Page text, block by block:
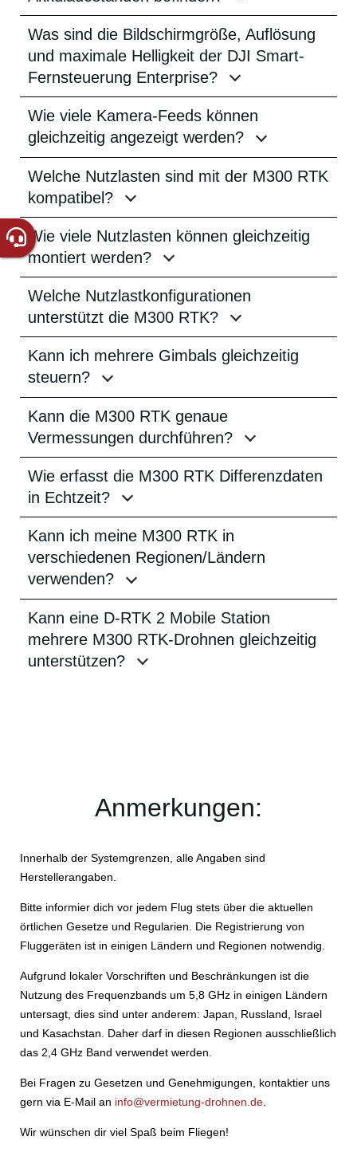
Was sind die Bildschirmgröße, Auflösung
und maximale Helligkeit der DJI Smart-
Fernsteuerung Enterprise?
Wie viele Kamera-Feeds können
gleichzeitig angezeigt werden?
Welche Nutzlasten sind mit der M300 RTK
kompatibel?
Wie viele Nutzlasten können gleichzeitig
montiert werden?
Welche Nutzlastkonfigurationen
unterstützt die M300 RTK?
Kann ich mehrere Gimbals gleichzeitig
steuern?
Kann die M300 RTK genaue
Vermessungen durchführen?
Wie erfasst die M300 RTK Differenzdaten
in Echtzeit?
Kann ich meine M300 RTK in
verschiedenen Regionen/Ländern
verwenden?
Kann eine D-RTK 2 Mobile Station
mehrere M300 RTK-Drohnen gleichzeitig
unterstützen?
Anmerkungen:
Innerhalb der Systemgrenzen, alle Angaben sind
Herstellerangaben.
Bitte informier dich vor jedem Flug stets über die aktuellen
örtlichen Gesetze und Regularien. Die Registrierung von
Fluggeräten ist in einigen Ländern und Regionen notwendig.
Aufgrund lokaler Vorschriften und Beschränkungen ist die
Nutzung des Frequenzbands um 5,8 GHz in einigen Ländern
untersagt, dies sind unter anderem: Japan, Russland, Israel
und Kasachstan. Daher darf in diesen Regionen ausschließlich
das 2,4 GHz Band verwendet werden.
Bei Fragen zu Gesetzen und Genehmigungen, kontaktier uns
gern via E-Mail an info@vermietung-drohnen.de
Wir wünschen dir viel Spaß beim Fliegen!